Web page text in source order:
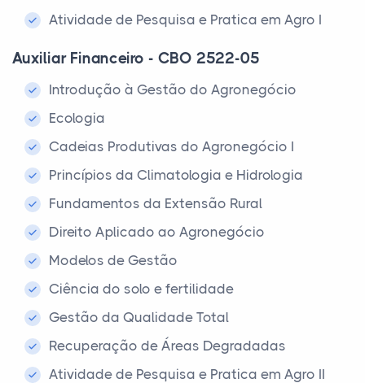
Atividade de Pesquisa e Pratica em Agro I
Auxiliar Financeiro - CBO 2522-05
Introdução à Gestão do Agronegócio
Ecologia
Cadeias Produtivas do Agronegócio I
Princípios da Climatologia e Hidrologia
Fundamentos da Extensão Rural
Direito Aplicado ao Agronegócio
Modelos de Gestão
Ciência do solo e fertilidade
Gestão da Qualidade Total
Recuperação de Áreas Degradadas
Atividade de Pesquisa e Pratica em Agro II